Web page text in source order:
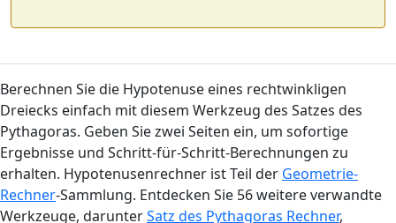
Berechnen Sie die Hypotenuse eines rechtwinkligen
Dreiecks einfach mit diesem Werkzeug des Satzes des
Pythagoras. Geben Sie zwei Seiten ein, um sofortige
Ergebnisse und Schritt-für-Schritt-Berechnungen zu
erhalten. Hypotenusenrechner ist Teil der Geometrie-
Rechner-Sammlung. Entdecken Sie 56 weitere verwandte
Werkzeuge, darunterSatz des Pythagoras Rechner,